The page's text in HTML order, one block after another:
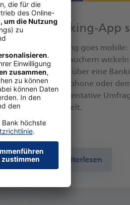
Banking-App
Banking goes
Verbrauchern
heute über eine
Smartphone oder
repräsentative
ermittelt.
Weiterlesen